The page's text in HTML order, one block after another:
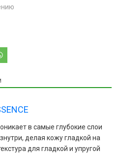
в самые глубокие слои
делая кожу гладкой на
для гладкой и упругой